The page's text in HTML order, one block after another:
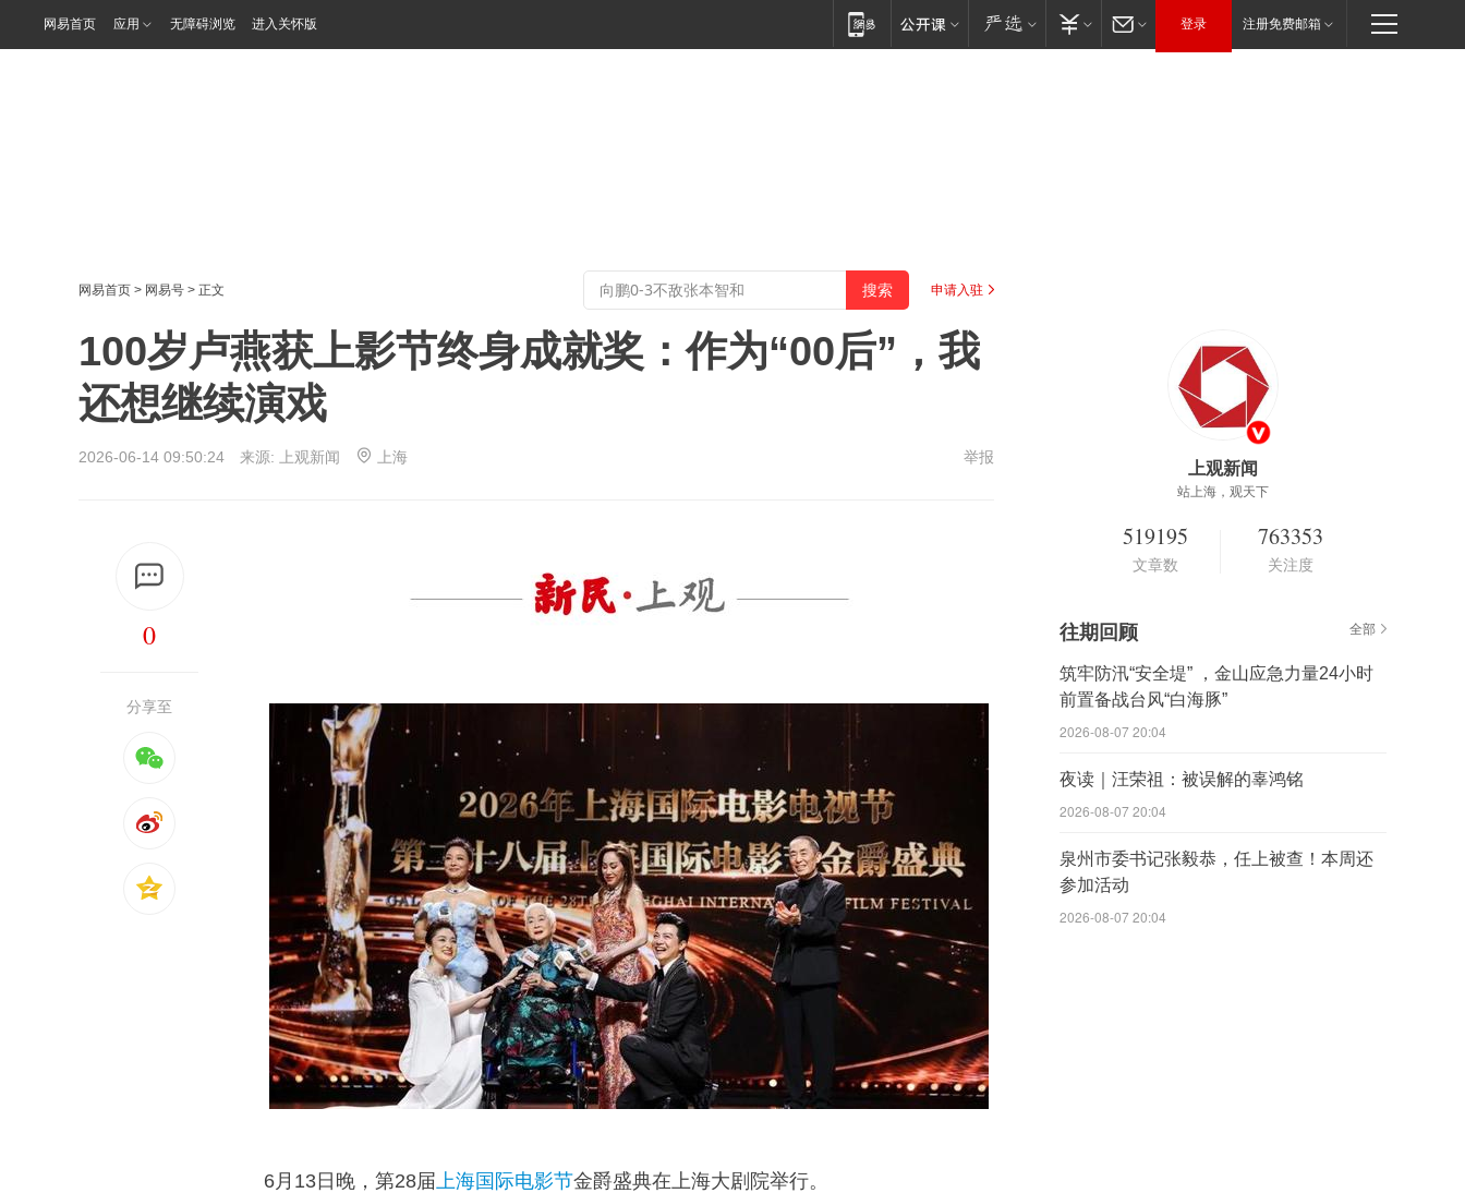
网易首页 应用 无障碍浏览 进入关怀版 登录 注册免费邮箱
网易首页 > 网易号 > 正文 申请入驻
100岁卢燕获上影节终身成就奖：作为“00后”，我
还想继续演戏
2026-06-14 09:50:24 来源: 上观新闻 上海 举报
0
分享至
6月13日晚，第28届上海国际电影节金爵盛典在上海大剧院举行。
上观新闻
站上海，观天下
519195
文章数
763353
关注度
往期回顾 全部
筑牢防汛“安全堤” ，金山应急力量24小时
前置备战台风“白海豚”
2026-08-07 20:04
夜读｜汪荣祖：被误解的辜鸿铭
2026-08-07 20:04
泉州市委书记张毅恭，任上被查！本周还
参加活动
2026-08-07 20:04